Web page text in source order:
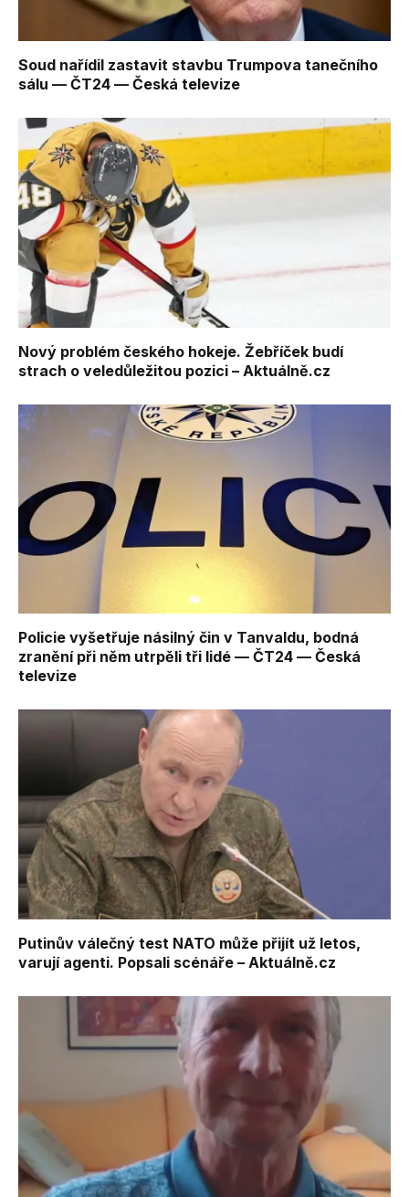
Soud nařídil zastavit stavbu Trumpova tanečního
sálu — ČT24 — Česká televize
Nový problém českého hokeje. Žebříček budí
strach o veledůležitou pozici – Aktuálně.cz
Policie vyšetřuje násilný čin v Tanvaldu, bodná
zranění při něm utrpěli tři lidé — ČT24 — Česká
televize
Putinův válečný test NATO může přijít už letos,
varují agenti. Popsali scénáře – Aktuálně.cz